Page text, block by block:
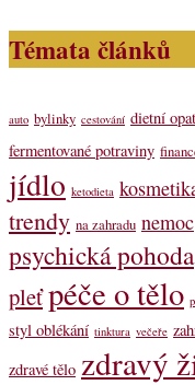
Témata článků
auto bylinky cestování dietní
fermentované potraviny
jídlo ketodieta
trendy na zahradu nemoc
psychická pohoda
pleťpéče o tělo
styl oblékání tinktura večeře
zdravé tělo zdravý